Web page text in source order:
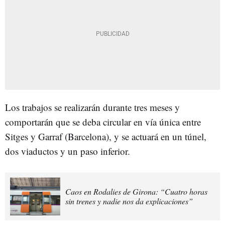
Los trabajos se realizarán durante tres meses y
comportarán que se deba circular en vía única entre
Sitges y Garraf (Barcelona), y se actuará en un túnel,
dos viaductos y un paso inferior.
Caos en Rodalies de Girona: “Cuatro horas
sin trenes y nadie nos da explicaciones”